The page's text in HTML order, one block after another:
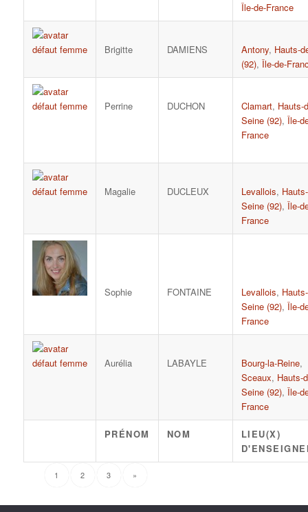
Île-de-France
Brigitte DAMIENS Antony, Hauts-
(92), Île-de-
Perrine DUCHON Clamart, Hauts-
Seine (92), Île-
France
Magalie DUCLEUX Levallois,
Seine (92), Île-
France
Sophie FONTAINE Levallois,
Seine (92), Île-
France
Aurélia LABAYLE Bourg-la-Reine,
Sceaux, Hauts-
Seine (92), Île-
France
PRÉNOM NOM
LIEU(X)
1 2 3 »